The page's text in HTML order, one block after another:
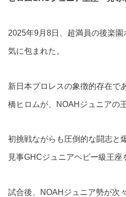
2025年9月8日、超満員の後楽
気に包まれた。
新日本プロレスの象徴的存在で
橋ヒロムが、NOAHジュニアの
初挑戦ながらも圧倒的な闘志と
見事GHCジュニアヘビー級王座
試合後、NOAHジュニア勢が次